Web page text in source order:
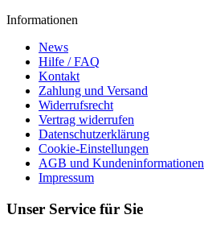
Informationen
News
Hilfe / FAQ
Kontakt
Zahlung und Versand
Widerrufsrecht
Vertrag widerrufen
Datenschutzerklärung
Cookie-Einstellungen
AGB und Kundeninformationen
Impressum
Unser Service für Sie